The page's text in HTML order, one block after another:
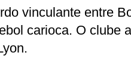
vinculante entre
carioca. O clube